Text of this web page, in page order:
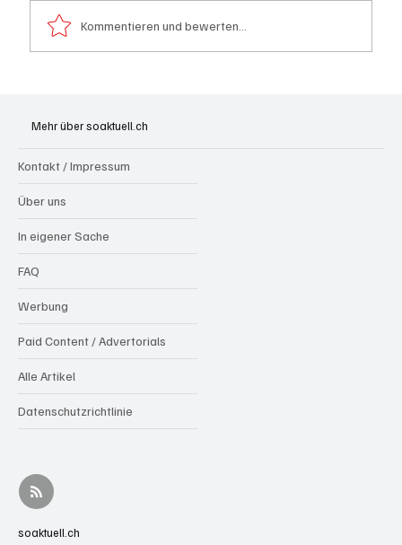
Schulanfang: Achtung Kinder
Kommentieren und bewerten...
Mehr über soaktuell.ch
Kontakt / Impressum
Über uns
In eigener Sache
FAQ
Werbung
Paid Content / Advertorials
Alle Artikel
Datenschutzrichtlinie
soaktuell.ch